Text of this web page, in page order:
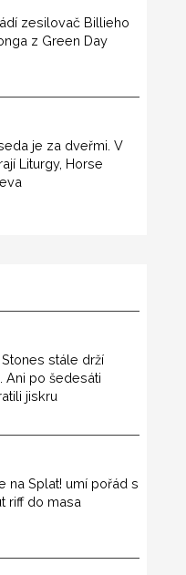
zesilovač Billieho
z Green Day
je za dveřmi. V
Liturgy, Horse
stále drží
Ani po šedesáti
jiskru
na Splat! umí pořád s
riff do masa